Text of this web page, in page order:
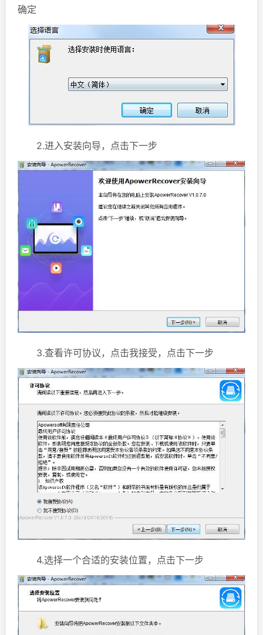
确定
2.进入安装向导，点击下一步
3.查看许可协议，点击我接受，点击下一步
4.选择一个合适的安装位置，点击下一步